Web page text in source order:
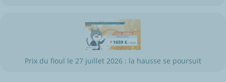
Prix du fioul le 27 juillet 2026 : la hausse se poursuit